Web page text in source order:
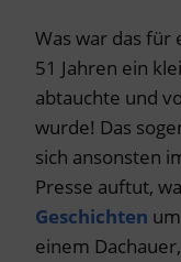
Was war das für
51 Jahren ein
abtauchte und
wurde! Das
sich ansonsten
Presse auftut,
Geschichten
einem